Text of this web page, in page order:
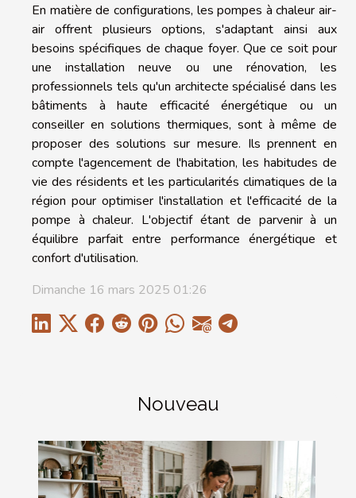
Nouveau
En matière de configurations, les pompes à chaleur air-
air offrent plusieurs options, s'adaptant ainsi aux
besoins spécifiques de chaque foyer. Que ce soit pour
une installation neuve ou une rénovation, les
professionnels tels qu'un architecte spécialisé dans les
bâtiments à haute efficacité énergétique ou un
conseiller en solutions thermiques, sont à même de
proposer des solutions sur mesure. Ils prennent en
compte l'agencement de l'habitation, les habitudes de
vie des résidents et les particularités climatiques de la
région pour optimiser l'installation et l'efficacité de la
pompe à chaleur. L'objectif étant de parvenir à un
équilibre parfait entre performance énergétique et
confort d'utilisation.
Dimanche 16 mars 2025 01:26